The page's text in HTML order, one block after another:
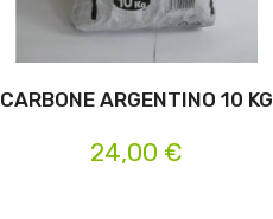
CARBONE ARGENTINO 10 KG
24,00 €